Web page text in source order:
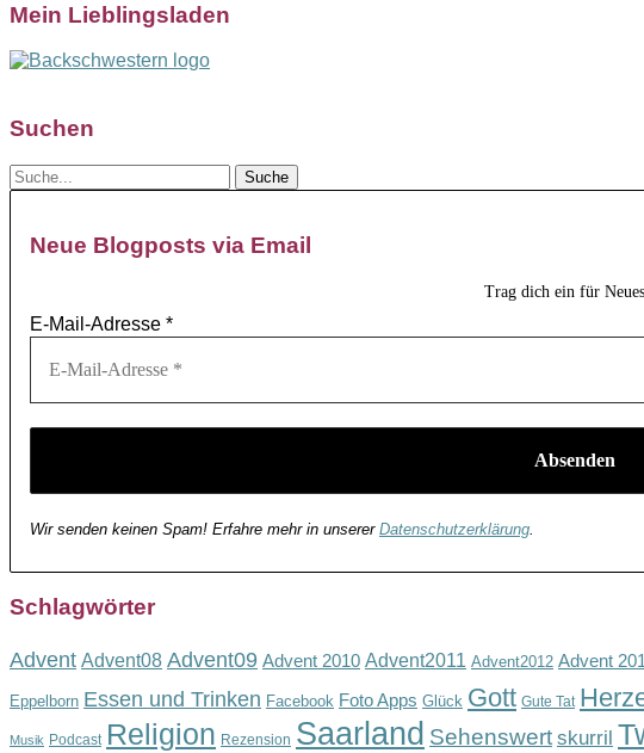
Mein Lieblingsladen
Suchen
Neue Blogposts via Email
Trag dich ein für
E-Mail-Adresse *
Wir senden keinen Spam! Erfahre mehr in unserer Datenschutzerklärung
Schlagwörter
Advent Advent08 Advent09 Advent 2010 Advent2011 Advent2012 Advent
Eppelborn Essen und Trinken Facebook Foto Apps Glück Gott Gute Tat
Musik Podcast Religion Rezension Saarland Sehenswert skurril